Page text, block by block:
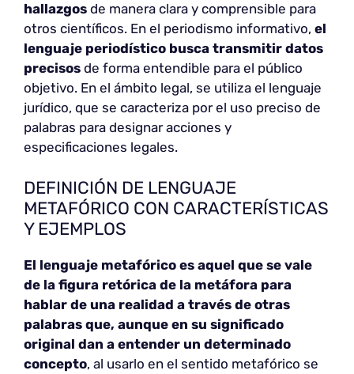
hallazgos de manera clara y comprensible para
otros científicos. En el periodismo informativo, el
lenguaje periodístico busca transmitir datos
precisos de forma entendible para el público
objetivo. En el ámbito legal, se utiliza el lenguaje
jurídico, que se caracteriza por el uso preciso de
palabras para designar acciones y
especificaciones legales.
DEFINICIÓN DE LENGUAJE
METAFÓRICO CON CARACTERÍSTICAS
Y EJEMPLOS
El lenguaje metafórico es aquel que se vale
de la figura retórica de la metáfora para
hablar de una realidad a través de otras
palabras que, aunque en su significado
original dan a entender un determinado
concepto, al usarlo en el sentido metafórico se